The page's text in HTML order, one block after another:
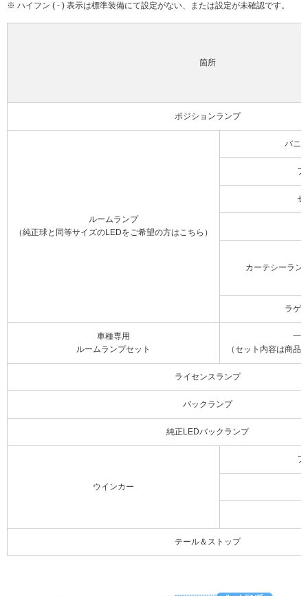
※ ハイフン ( - ) 表示は標準装備にて設定がない、または設定が未確認です。
箇所
ポジションランプ
ルームランプ
（純正球と同等サイズのLEDをご希望の方はこちら）
バニ
フ
セ
カーテシーラン
ラゲ
車種専用
ルームランプセット
一
（セット内容は商品
ライセンスランプ
バックランプ
純正LEDバックランプ
ウインカー
フ
テール＆ストップ